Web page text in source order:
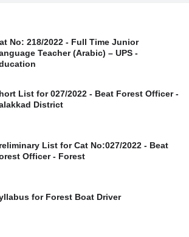
No: 218/2022 - Full Time Junior
Teacher (Arabic) – UPS -
List for 027/2022 - Beat Forest Officer -
District
List for Cat No:027/2022 - Beat
Officer - Forest
for Forest Boat Driver